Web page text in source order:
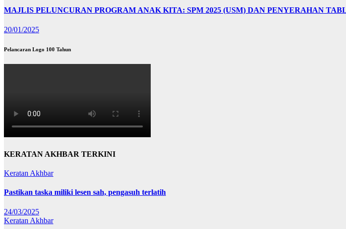
MAJLIS PELUNCURAN PROGRAM ANAK KITA: SPM 2025 (USM) DAN PENYERAHAN
20/01/2025
Pelancaran Logo 100 Tahun
KERATAN AKHBAR TERKINI
Keratan Akhbar
Pastikan taska miliki lesen sah, pengasuh terlatih
24/03/2025
Keratan Akhbar